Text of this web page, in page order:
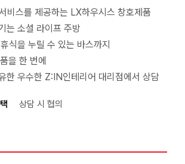
비스를 제공하는 LX하우시스 창호제품
는 소셜 라이프 주방
식을 누릴 수 있는 바스까지
을 한 번에
한 우수한 Z:IN인테리어 대리점에서 상담
상담 시 협의